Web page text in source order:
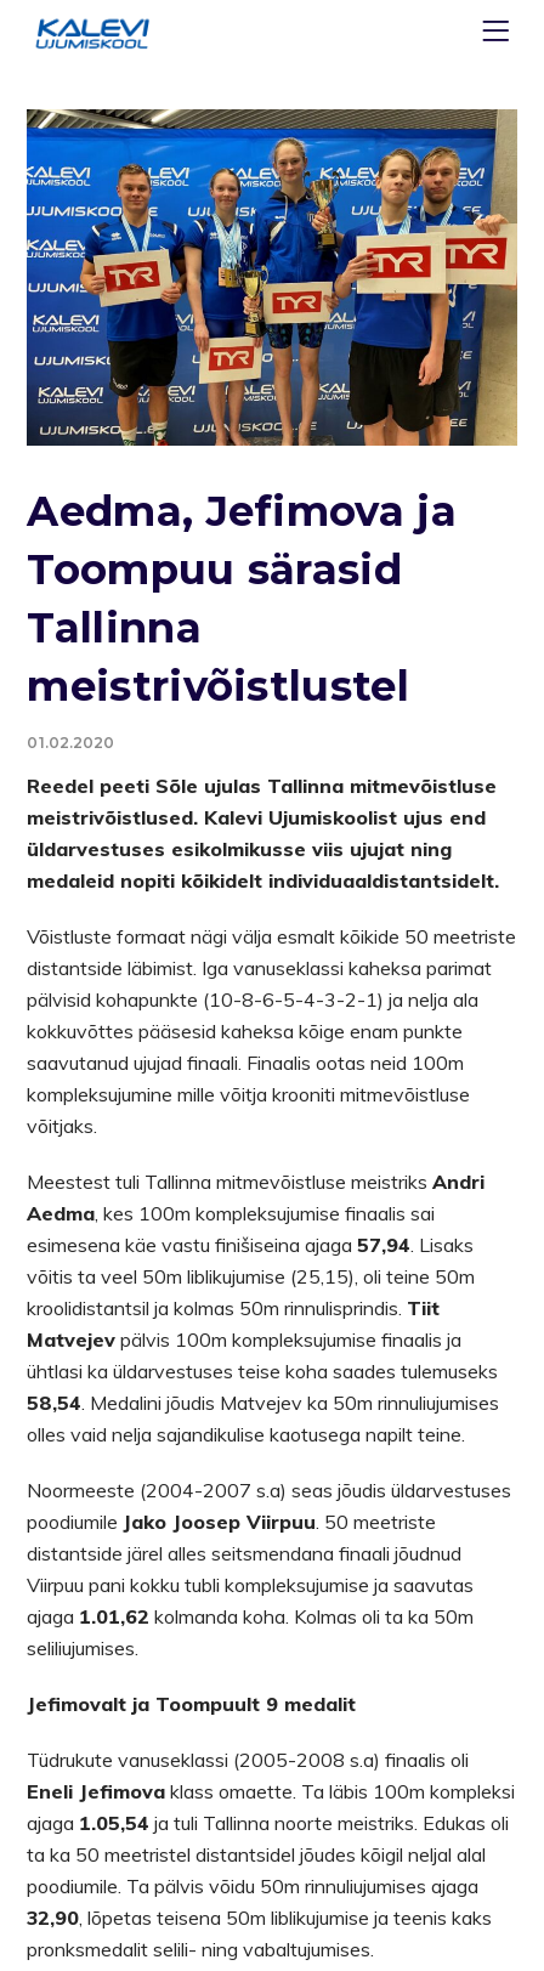
Aedma, Jefimova ja
Toompuu särasid
Tallinna
meistrivõistlustel
01.02.2020
Reedel peeti Sõle ujulas Tallinna mitmevõistluse
meistrivõistlused. Kalevi Ujumiskoolist ujus end
üldarvestuses esikolmikusse viis ujujat ning
medaleid nopiti kõikidelt individuaaldistantsidelt.
Võistluste formaat nägi välja esmalt kõikide 50 meetriste
distantside läbimist. Iga vanuseklassi kaheksa parimat
pälvisid kohapunkte (10-8-6-5-4-3-2-1) ja nelja ala
kokkuvõttes pääsesid kaheksa kõige enam punkte
saavutanud ujujad finaali. Finaalis ootas neid 100m
kompleksujumine mille võitja krooniti mitmevõistluse
võitjaks.
Meestest tuli Tallinna mitmevõistluse meistriksAndri
Aedma, kes 100m kompleksujumise finaalis sai
esimesena käe vastu finišiseina ajaga57,94. Lisaks
võitis ta veel 50m liblikujumise (25,15), oli teine 50m
kroolidistantsil ja kolmas 50m rinnulisprindis. Tiit
Matvejev pälvis 100m kompleksujumise finaalis ja
ühtlasi ka üldarvestuses teise koha saades tulemuseks
58,54. Medalini jõudis Matvejev ka 50m rinnuliujumises
olles vaid nelja sajandikulise kaotusega napilt teine.
Noormeeste (2004-2007 s.a) seas jõudis üldarvestuses
poodiumile Jako Joosep Viirpuu. 50 meetriste
distantside järel alles seitsmendana finaali jõudnud
Viirpuu pani kokku tubli kompleksujumise ja saavutas
ajaga 1.01,62 kolmanda koha. Kolmas oli ta ka 50m
seliliujumises.
Jefimovalt ja Toompuult 9 medalit
Tüdrukute vanuseklassi (2005-2008 s.a) finaalis oli
Eneli Jefimova klass omaette. Ta läbis 100m kompleksi
ajaga 1.05,54 ja tuli Tallinna noorte meistriks. Edukas oli
ta ka 50 meetristel distantsidel jõudes kõigil neljal alal
poodiumile. Ta pälvis võidu 50m rinnuliujumises ajaga
32,90, lõpetas teisena 50m liblikujumise ja teenis kaks
pronksmedalit selili- ning vabaltujumises.